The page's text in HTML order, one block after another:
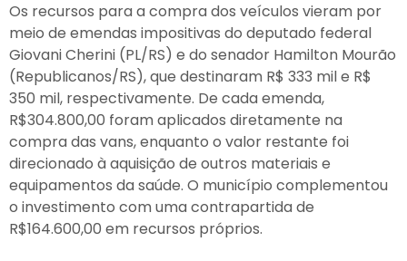
Os recursos para a compra dos veículos vieram por
meio de emendas impositivas do deputado federal
Giovani Cherini (PL/RS) e do senador Hamilton Mourão
(Republicanos/RS), que destinaram R$ 333 mil e R$
350 mil, respectivamente. De cada emenda,
R$304.800,00 foram aplicados diretamente na
compra das vans, enquanto o valor restante foi
direcionado à aquisição de outros materiais e
equipamentos da saúde. O município complementou
o investimento com uma contrapartida de
R$164.600,00 em recursos próprios.